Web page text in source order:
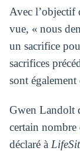
Avec l’objectif
vue, « nous
un sacrifice
sacrifices
sont également
Gwen Landolt
certain nombre
déclaré à